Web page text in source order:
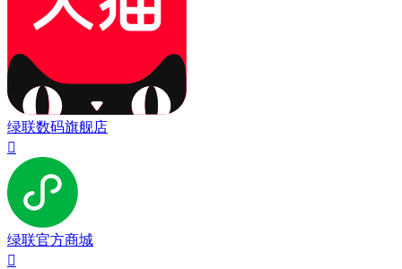
绿联数码旗舰店

绿联官方商城
